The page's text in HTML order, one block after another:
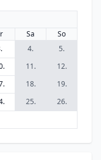
Sa
So
4.
5.
11.
12.
18.
19.
25.
26.